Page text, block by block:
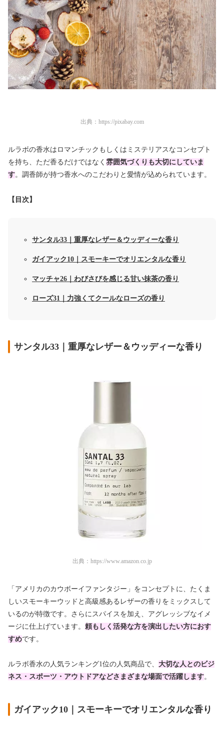
出典： https://pixabay.com
ルラボの香水はロマンチックもしくはミステリアスなコンセプト
を持ち、ただ香るだけではなく 雰囲気づくりも大切にしていま
す。調香師が持つ香水へのこだわりと愛情が込められています。
【目次】
サンタル33｜重厚なレザー＆ウッディーな香り
ガイアック10｜スモーキーでオリエンタルな香り
マッチャ26｜わびさびを感じる甘い抹茶の香り
ローズ31｜力強くてクールなローズの香り
サンタル33｜重厚なレザー＆ウッディーな香り
出典： https://www.amazon.co.jp
「アメリカのカウボーイファンタジー」をコンセプトに、たくま
しいスモーキーウッドと高級感あるレザーの香りをミックスして
いるのが特徴です。さらにスパイスを加え、アグレッシブなイメ
ージに仕上げています。 頼もしく活発な方を演出したい方におす
すめです。
ルラボ香水の人気ランキング1位の人気商品で、 大切な人とのビジ
ネス・スポーツ・アウトドアなどさまざまな場面で活躍 します。
ガイアック10｜スモーキーでオリエンタルな香り